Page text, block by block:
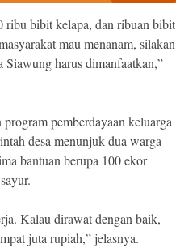
ribu bibit kelapa, dan ribuan bibit
mau menanam, silakan
Siawung harus dimanfaatkan,”
pemberdayaan keluarga
desa menunjuk dua warga
bantuan berupa 100 ekor
Kalau dirawat dengan baik,
juta rupiah,” jelasnya.